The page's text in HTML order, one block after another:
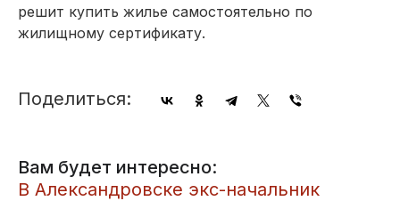
решит купить жилье самостоятельно по
жилищному сертификату.
Поделиться:
Вам будет интересно:
​В Александровске экс-начальник